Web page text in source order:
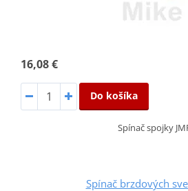
16,08 €
Do košíka
Spínač spojky
Spínač brzdových